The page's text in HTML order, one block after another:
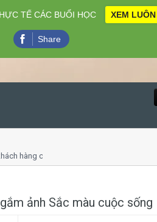
chuyên nghiệp
ảnh Sắc màu cuộc sống
TẾ CÁC BUỔI HỌC XEM LUÔN
Share